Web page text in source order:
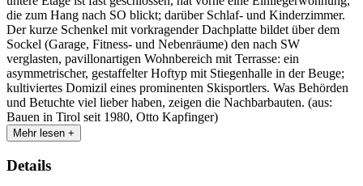
die zum Hang nach SO blickt; darüber Schlaf- und Kinderzimmer.
Der kurze Schenkel mit vorkragender Dachplatte bildet über dem
Sockel (Garage, Fitness- und Nebenräume) den nach SW
verglasten, pavillonartigen Wohnbereich mit Terrasse: ein
asymmetrischer, gestaffelter Hoftyp mit Stiegenhalle in der Beuge;
kultiviertes Domizil eines prominenten Skisportlers. Was Behörden
und Betuchte viel lieber haben, zeigen die Nachbarbauten. (aus:
Bauen in Tirol seit 1980, Otto Kapfinger)
Mehr lesen +
Details